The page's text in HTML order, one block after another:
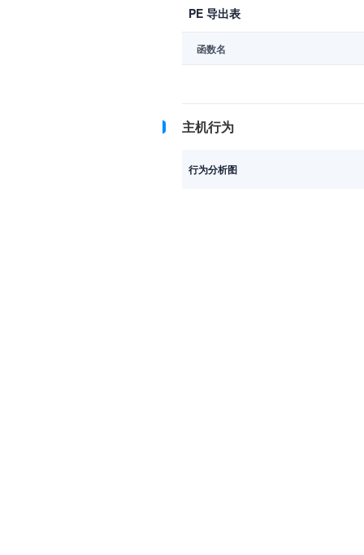
PE 导出表
函数名
主机行为
行为分析图